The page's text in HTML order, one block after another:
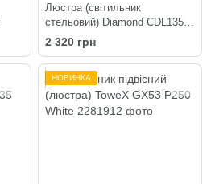
Люстра (світильник
стельовий) Diamond CDL135-
250-3 White
2 320 грн
НОВИНКА